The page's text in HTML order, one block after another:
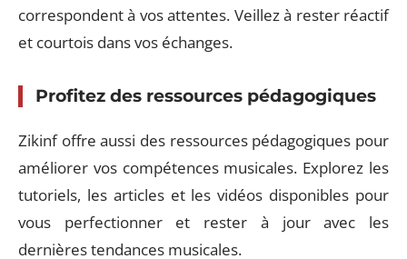
correspondent à vos attentes. Veillez à rester réactif
et courtois dans vos échanges.
Profitez des ressources pédagogiques
Zikinf offre aussi des ressources pédagogiques pour
améliorer vos compétences musicales. Explorez les
tutoriels, les articles et les vidéos disponibles pour
vous perfectionner et rester à jour avec les
dernières tendances musicales.